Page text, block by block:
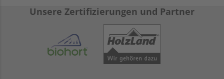
Unsere Zertifizierungen und Partner